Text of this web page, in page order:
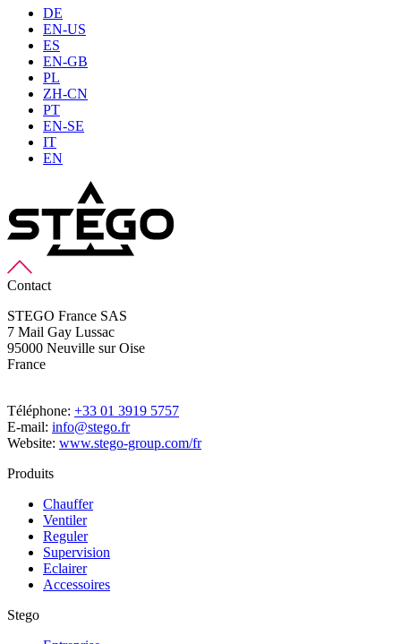
DE
EN-US
ES
EN-GB
PL
ZH-CN
PT
EN-SE
IT
EN
Contact
STEGO France SAS
7 Mail Gay Lussac
95000 Neuville sur Oise
France
Téléphone: +33 01 3919 5757
E-mail: info@stego.fr
Website: www.stego-group.com/fr
Produits
Chauffer
Ventiler
Reguler
Supervision
Eclairer
Accessoires
Stego